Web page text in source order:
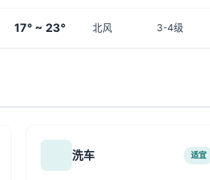
17° ~ 23° 北风 3-4级
洗车 适宜